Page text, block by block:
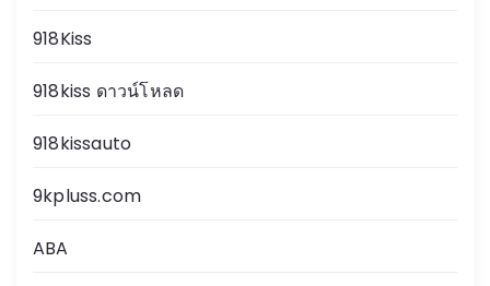
918Kiss
918kiss ดาวน์โหลด
918kissauto
9kpluss.com
ABA